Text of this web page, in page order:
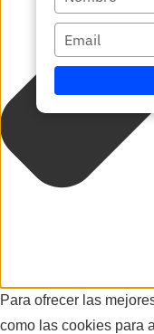
Para ofrecer las
como las cookies para
nombre
Escriba
correo
electrónico